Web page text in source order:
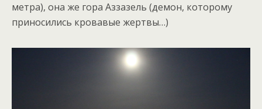
метра), она же гора Аззазель (демон, которому
приносились кровавые жертвы…)